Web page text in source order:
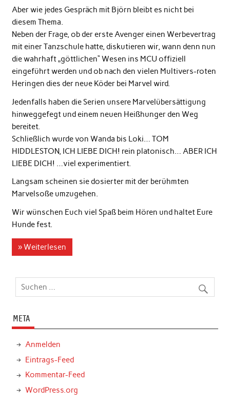
Aber wie jedes Gespräch mit Björn bleibt es nicht bei
diesem Thema.
Neben der Frage, ob der erste Avenger einen Werbevertrag
mit einer Tanzschule hatte, diskutieren wir, wann denn nun
die wahrhaft „göttlichen“ Wesen ins MCU offiziell
eingeführt werden und ob nach den vielen Multivers-roten
Heringen dies der neue Köder bei Marvel wird.
Jedenfalls haben die Serien unsere Marvelübersättigung
hinweggefegt und einem neuen Heißhunger den Weg
bereitet.
Schließlich wurde von Wanda bis Loki… TOM
HIDDLESTON, ICH LIEBE DICH! rein platonisch… ABER ICH
LIEBE DICH! …viel experimentiert.
Langsam scheinen sie dosierter mit der berühmten
Marvelsoße umzugehen.
Wir wünschen Euch viel Spaß beim Hören und haltet Eure
Hunde fest.
» Weiterlesen
META
Anmelden
Eintrags-Feed
Kommentar-Feed
WordPress.org